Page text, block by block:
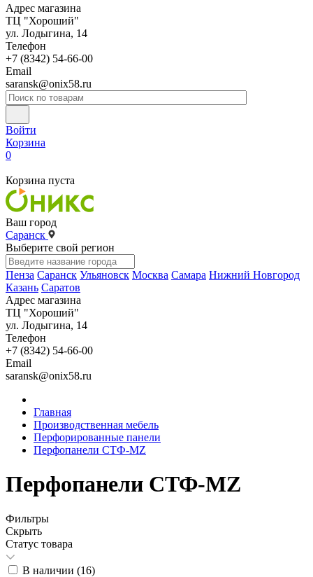
Адрес магазина
ТЦ "Хороший"
ул. Лодыгина, 14
Телефон
+7 (8342) 54-66-00
Email
saransk@onix58.ru
Войти
Корзина
0
Корзина пуста
Ваш город
Саранск
Выберите свой регион
Пенза Саранск Ульяновск Москва Самара Нижний Новгород
Казань Саратов
Адрес магазина
ТЦ "Хороший"
ул. Лодыгина, 14
Телефон
+7 (8342) 54-66-00
Email
saransk@onix58.ru
Главная
Производственная мебель
Перфорированные панели
Перфопанели СТФ-MZ
Перфопанели СТФ-MZ
Фильтры
Скрыть
Статус товара
В наличии (16)